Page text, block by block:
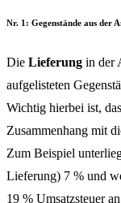
Nr. 1: Gegenstände aus der
Die Lieferung in der
aufgelisteten
Wichtig hierbei ist,
Zusammenhang mit
Zum Beispiel
Lieferung) 7 % und
19 % Umsatzsteuer